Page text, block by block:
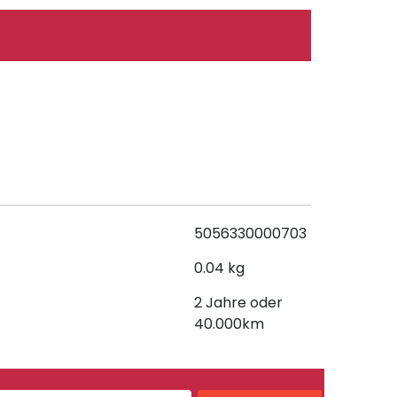
5056330000703
0.04 kg
2 Jahre oder
40.000km